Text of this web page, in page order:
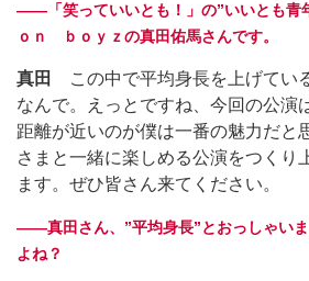
――「笑っていいとも！」の”いいとも青
ｏｎ ｂｏｙｚの真田佑馬さんです。
真田
この中で平均身長を上げてい
なんで。えっとですね、今回の公演
距離が近いのが僕は一番の魅力だと
さまと一緒に楽しめる公演をつくり
ます。ぜひ皆さん来てください。
――真田さん、”平均身長”とおっしゃい
よね？